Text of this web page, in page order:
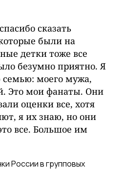
сказать
были на
детки тоже все
безумно приятно. Я
моего мужа,
Это мои фанаты. Они
оценки все, хотя
я их знаю, но они
все. Большое им
России в групповых